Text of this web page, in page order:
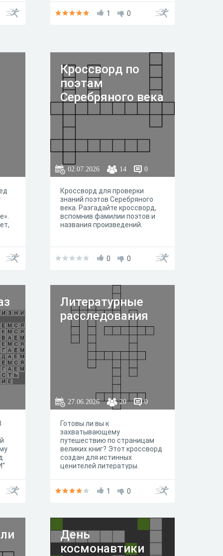
1 0
Кроссворд по
поэтам
Серебряного века
02.07.2026 14 0
Кроссворд для проверки
знаний поэтов Серебряного
века. Разгадайте кроссворд,
вспомнив фамилии поэтов и
названия произведений.
0 0
Литературные
расследования
27.06.2026 20 0
Готовы ли вы к
захватывающему
путешествию по страницам
великих книг? Этот кроссворд
создан для истинных
ценителей литературы.
произведении живет этот
ждут 9 вопросов, которые
смекалку. Вперед, к
литературным победам!
1 0
День
космонавтики